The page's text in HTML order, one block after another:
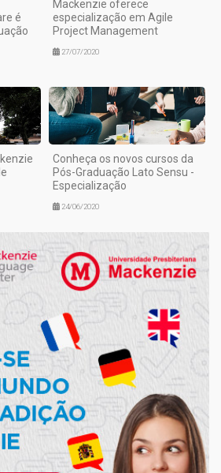
é
Mackenzie oferece
especialização em Agile
Project Management
27/07/2020
Conheça os novos cursos da
Pós-Graduação Lato Sensu -
Especialização
24/06/2020